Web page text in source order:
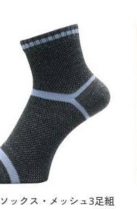
ックス・メッシュ3足組